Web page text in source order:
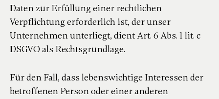
Daten zur Erfüllung einer rechtlichen
Verpflichtung erforderlich ist, der unser
Unternehmen unterliegt, dient Art. 6 Abs. 1 lit. c
DSGVO als Rechtsgrundlage.
Für den Fall, dass lebenswichtige Interessen der
betroffenen Person oder einer anderen